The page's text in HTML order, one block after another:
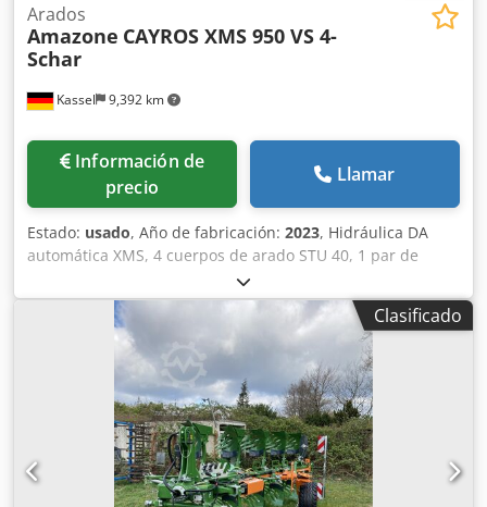
Kassel 9,392 km
Arados
Amazone CAYROS XMS 950 VS 4-
Schar
Información de
precio
Llamar
Estado: usado, Año de fabricación: 2023, Hidráulica DA
automática XMS, 4 cuerpos de arado STU 40, 1 par de
cuchillas 4x 430 HD, 1 par de protectores de desgaste, 1
par de 4 rejas delanteras M0 RH65-85, cuchilla de disco
DM 500 para desbloqueo hidráulico de piedras reforzado,
rueda de soporte oscilante DM680. Cjdpetvf Rwefx Abporf
Clasificado